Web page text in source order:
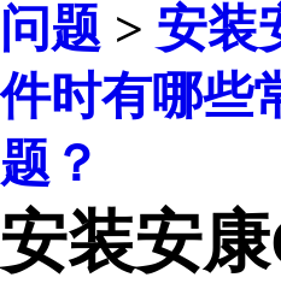
问题 > 安装
件时有哪些
题？
安装安